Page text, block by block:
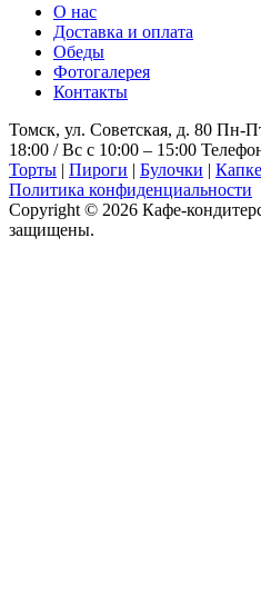
О нас
Доставка и оплата
Обеды
Фотогалерея
Контакты
Томск, ул. Советская, д. 80 Пн-
18:00 / Вс с 10:00 – 15:00
Торты | Пироги | Булочки |
Политика конфиденциальности
Copyright © 2026 Кафе-
защищены.